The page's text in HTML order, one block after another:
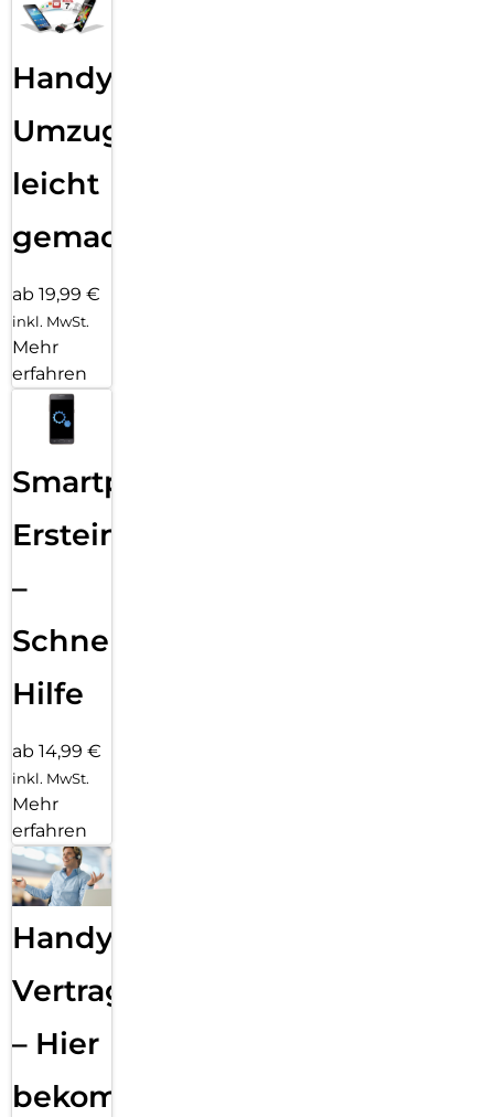
Handy
Umzug
leicht
gemacht!
ab 19,99 €
inkl. MwSt.
Mehr
erfahren
Smartphone
Ersteinrichtung
–
Schnelle
Hilfe
ab 14,99 €
inkl. MwSt.
Mehr
erfahren
Handy
Vertragsabwicklung
– Hier
bekommst